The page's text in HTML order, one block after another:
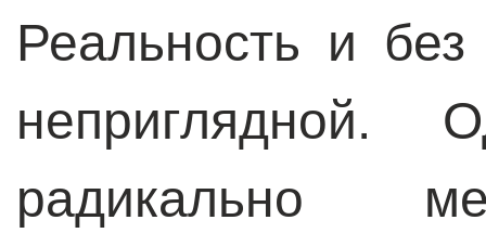
Реальность и
неприглядной.
радикально